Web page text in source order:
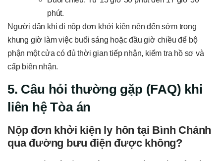
phút.
Người dân khi đi nộp đơn khởi kiện nên đến sớm trong
khung giờ làm việc buổi sáng hoặc đầu giờ chiều để bộ
phận một cửa có đủ thời gian tiếp nhận, kiểm tra hồ sơ và
cấp biên nhận.
5. Câu hỏi thường gặp (FAQ) khi
liên hệ Tòa án
Nộp đơn khởi kiện ly hôn tại Bình Chánh
qua đường bưu điện được không?